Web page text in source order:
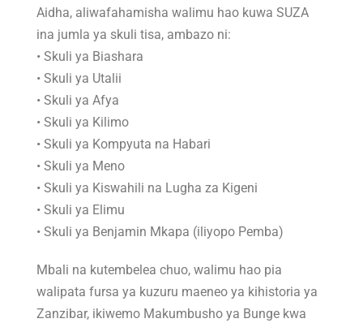
Aidha, aliwafahamisha walimu hao kuwa SUZA
ina jumla ya skuli tisa, ambazo ni:
• Skuli ya Biashara
• Skuli ya Utalii
• Skuli ya Afya
• Skuli ya Kilimo
• Skuli ya Kompyuta na Habari
• Skuli ya Meno
• Skuli ya Kiswahili na Lugha za Kigeni
• Skuli ya Elimu
• Skuli ya Benjamin Mkapa (iliyopo Pemba)
Mbali na kutembelea chuo, walimu hao pia
walipata fursa ya kuzuru maeneo ya kihistoria ya
Zanzibar, ikiwemo Makumbusho ya Bunge kwa